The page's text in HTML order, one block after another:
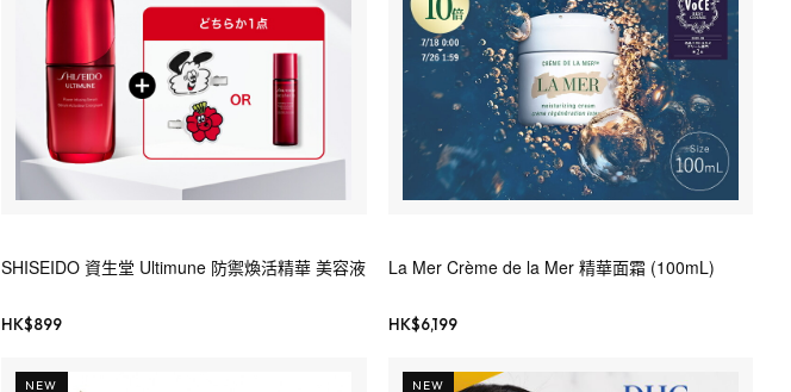
SHISEIDO 資生堂 Ultimune 防禦煥活精華 美容液
HK$899
La Mer Crème de la Mer 精華面霜 (100mL)
HK$6,199
NEW NEW